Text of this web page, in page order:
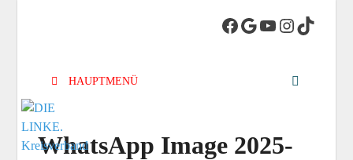
Kreisverband
Kassel-Stadt
HAUPTMENÜ
WhatsApp Image 2025-